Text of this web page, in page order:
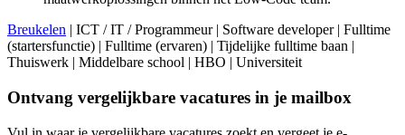
Breukelen | ICT / IT / Programmeur | Software developer | Fulltime
(startersfunctie) | Fulltime (ervaren) | Tijdelijke fulltime baan |
Thuiswerk | Middelbare school | HBO | Universiteit
Ontvang vergelijkbare vacatures in je mailbox